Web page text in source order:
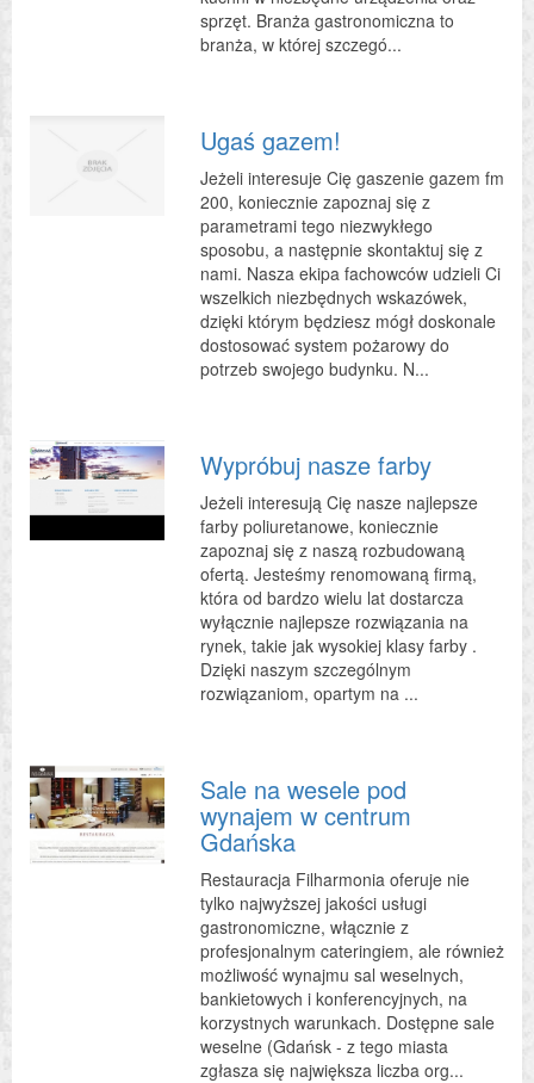
sprzęt. Branża gastronomiczna to
branża, w której szczegó...
Ugaś gazem!
Jeżeli interesuje Cię gaszenie gazem fm
200, koniecznie zapoznaj się z
parametrami tego niezwykłego
sposobu, a następnie skontaktuj się z
nami. Nasza ekipa fachowców udzieli Ci
wszelkich niezbędnych wskazówek,
dzięki którym będziesz mógł doskonale
dostosować system pożarowy do
potrzeb swojego budynku. N...
Wypróbuj nasze farby
Jeżeli interesują Cię nasze najlepsze
farby poliuretanowe, koniecznie
zapoznaj się z naszą rozbudowaną
ofertą. Jesteśmy renomowaną firmą,
która od bardzo wielu lat dostarcza
wyłącznie najlepsze rozwiązania na
rynek, takie jak wysokiej klasy farby .
Dzięki naszym szczególnym
rozwiązaniom, opartym na ...
Sale na wesele pod
wynajem w centrum
Gdańska
Restauracja Filharmonia oferuje nie
tylko najwyższej jakości usługi
gastronomiczne, włącznie z
profesjonalnym cateringiem, ale również
możliwość wynajmu sal weselnych,
bankietowych i konferencyjnych, na
korzystnych warunkach. Dostępne sale
weselne (Gdańsk - z tego miasta
zgłasza się największa liczba org...